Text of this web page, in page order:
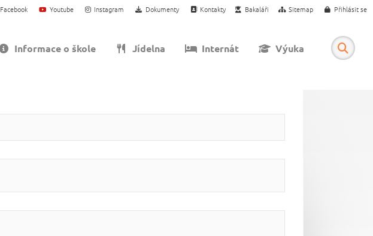
Facebook Youtube Instagram Dokumenty Kontakty Bakaláři Sitemap Přihlásit se
Informace o škole Jídelna Internát Výuka